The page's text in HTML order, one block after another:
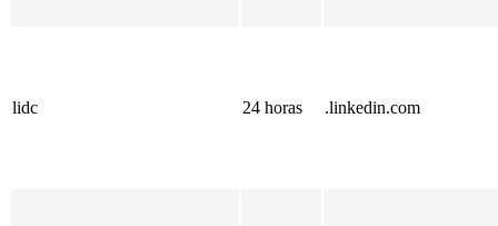
lidc 24 horas .linkedin.com